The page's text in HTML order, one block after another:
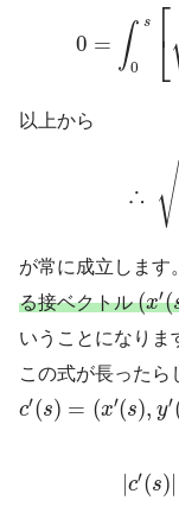
0 = ∫ s
0
⎡
⎣
0s
以上から
∴ √
が常に成立します
る接ベクトル(x′(
( ′(s
いうことになりま
この式が長ったら
c′(s) = (x′(s), y′
c′( ) ′( s), y′ ))
c′(s)